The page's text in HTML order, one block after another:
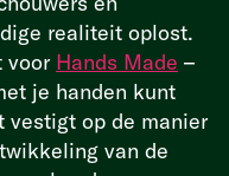
realiteit oplost.
voor Hands Made –
je handen kunt
vestigt op de manier
van de